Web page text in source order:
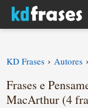
KD Frases › Autores ›
Frases e
MacArthur (4